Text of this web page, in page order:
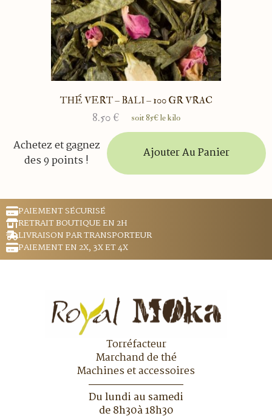
THÉ VERT – BALI – 100 GR VRAC
8.50 € soit 85€ le kilo
Achetez et gagnez
des 9 points !
Ajouter Au Panier
PAIEMENT SÉCURISÉ
RETRAIT BOUTIQUE EN 2H
LIVRAISON PAR TRANSPORTEUR
PAIEMENT EN 2X, 3X ET 4X
Torréfacteur
Marchand de thé
Machines et accessoires
Du lundi au samedi
de 8h30à 18h30